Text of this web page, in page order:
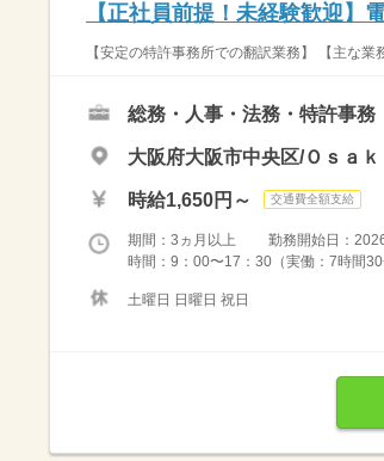
【正社員前提！未経験歓迎】
【安定の特許事務所での翻訳業務】 【主な
総務・人事・法務・特許事務
大阪府大阪市中央区/Ｏｓａ
時給1,650円～ 交通費全額支給
期間：3ヵ月以上 勤務開始日：
時間：9：00〜17：30（実働：7時間
土曜日 日曜日 祝日